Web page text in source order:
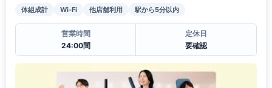
体組成計 Wi-Fi 他店舗利用 駅から5分以内
営業時間
24:00間
定休日
要確認